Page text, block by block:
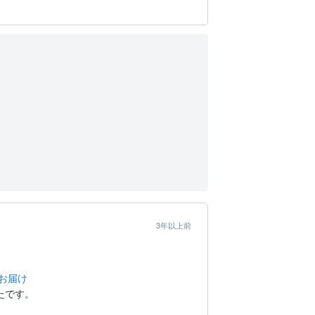
3年以上前
届け
す。